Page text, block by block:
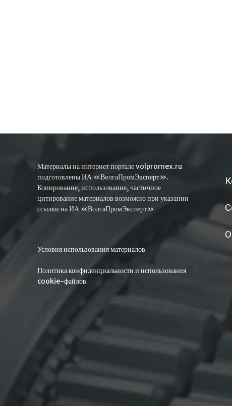
Материалы на интернет портале volpromex.ru
подготовлены ИА «ВолгаПромЭксперт».
Копирование, использование, частичное
цитирование материалов возможно при указании
ссылки на ИА «ВолгаПромЭксперт»
Условия использования материалов
Политика конфиденциальности и использования
cookie-файлов